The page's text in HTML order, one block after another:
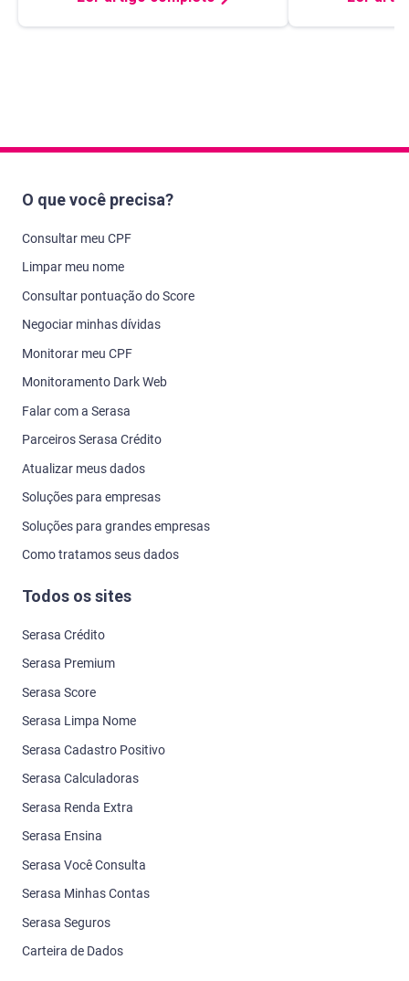
O que você precisa?
Consultar meu CPF
Limpar meu nome
Consultar pontuação do Score
Negociar minhas dívidas
Monitorar meu CPF
Monitoramento Dark Web
Falar com a Serasa
Parceiros Serasa Crédito
Atualizar meus dados
Soluções para empresas
Soluções para grandes empresas
Como tratamos seus dados
Todos os sites
Serasa Crédito
Serasa Premium
Serasa Score
Serasa Limpa Nome
Serasa Cadastro Positivo
Serasa Calculadoras
Serasa Renda Extra
Serasa Ensina
Serasa Você Consulta
Serasa Minhas Contas
Serasa Seguros
Carteira de Dados